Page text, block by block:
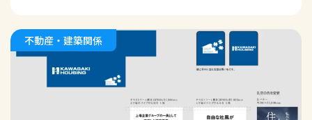
不動産・建築関係